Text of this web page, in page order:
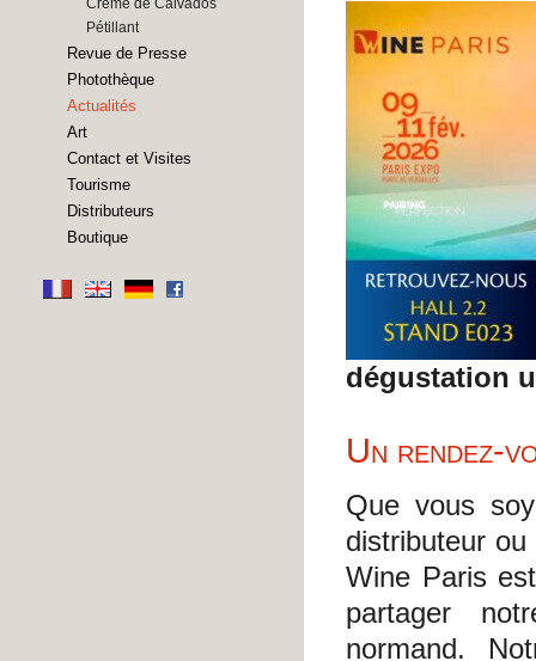
Crème de Calvados
Pétillant
Revue de Presse
Photothèque
Actualités
Art
Contact et Visites
Tourisme
Distributeurs
Boutique
dégustation
Un rendez-
Que vous
distributeur ou
Wine Paris
partager
normand.